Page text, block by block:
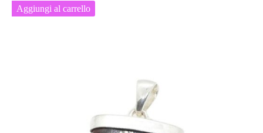
Aggiungi al carrello